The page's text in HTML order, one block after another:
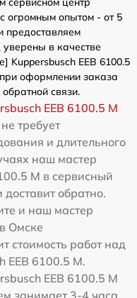
огромным опытом - от 5
предоставляем
в качестве
Kuppersbusch EEB 6100.5
оформлении заказа
связи.
EEB 6100.5 M
требует
и длительного
наш мастер
M в сервисный
обратно.
и наш мастер
Омске
стоимость работ над
EEB 6100.5 M.
EEB 6100.5 M
занимает 3-4 часа